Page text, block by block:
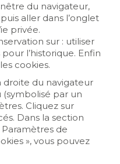
du navigateur,
aller dans l’onglet
privée.
sur : utiliser
l’historique. Enfin
cookies.
droite du navigateur
par un
Cliquez sur
Dans la section
Paramètres de
», vous pouvez